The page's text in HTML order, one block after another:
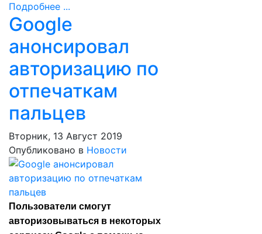
Подробнее ...
Google
анонсировал
авторизацию по
отпечаткам
пальцев
Вторник, 13 Август 2019
Опубликовано в Новости
Пользователи смогут
авторизовываться в некоторых